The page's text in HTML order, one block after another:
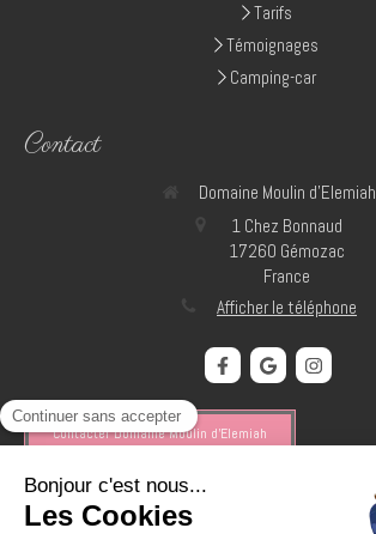
Tarifs
Témoignages
Camping-car
Contact
Domaine Moulin d'Elemiah
1 Chez Bonnaud
17260 Gémozac
France
Afficher le téléphone
Contacter Domaine Moulin d'Elemiah
Entrez votre texte ici